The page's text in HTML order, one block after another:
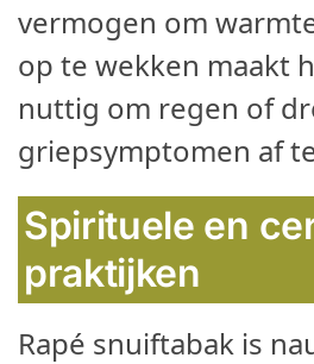
vermogen om
op te wekken maakt
nuttig om regen of
griepsymptomen af
Spirituele en
praktijken
Rapé snuiftabak is